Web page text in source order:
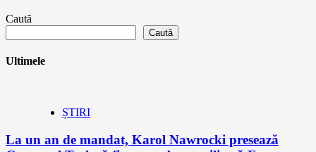
Caută
Caută
Ultimele
ȘTIRI
La un an de mandat, Karol Nawrocki presează